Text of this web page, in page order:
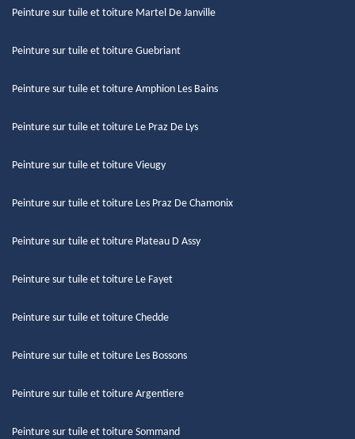
Peinture sur tuile et toiture Martel De Janville
Peinture sur tuile et toiture Guebriant
Peinture sur tuile et toiture Amphion Les Bains
Peinture sur tuile et toiture Le Praz De Lys
Peinture sur tuile et toiture Vieugy
Peinture sur tuile et toiture Les Praz De Chamonix
Peinture sur tuile et toiture Plateau D Assy
Peinture sur tuile et toiture Le Fayet
Peinture sur tuile et toiture Chedde
Peinture sur tuile et toiture Les Bossons
Peinture sur tuile et toiture Argentiere
Peinture sur tuile et toiture Sommand